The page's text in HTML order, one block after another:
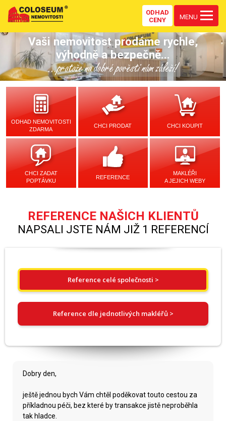
ODHAD
CENY
MENU
Vaši nemovitost prodáme rychle,
výhodně a bezpečně...
...protože na dobré pověsti nám záleží!
ODHAD NEMOVITOSTI
ZDARMA
CHCI PRODAT CHCI KOUPIT
CHCI ZADAT
POPTÁVKU
REFERENCE
MAKLÉŘI
A JEJICH WEBY
REFERENCE NAŠICH KLIENTŮ
NAPSALI JSTE NÁM JIŽ 1 REFERENCÍ
Reference celé společnosti >
Reference dle jednotlivých makléřů >
Dobry den,
ještě jednou bych Vám chtěl poděkovat touto cestou za
příkladnou péči, bez které by transakce jistě neproběhla
tak hladce.